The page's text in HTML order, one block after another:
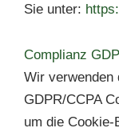
Sie unter:
Complianz
Wir verwenden
GDPR/CCPA
um die